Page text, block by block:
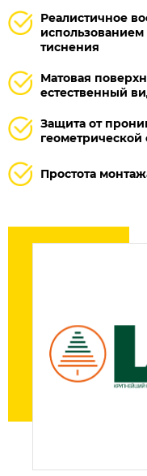
Реалистичное
использованием
тиснения
Матовая
естественный
Защита от
геометрической
Простота